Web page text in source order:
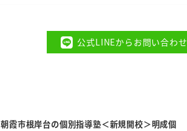
公式LINEからお問い合わせ
朝霞市根岸台の個別指導塾＜新規開校＞明成個